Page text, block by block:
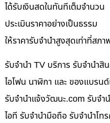
ได้รับเงินสดในทันทีเต็มจำนวน
ประเมินราคาอย่างเป็นธรรม
ให้ราคารับจำนำสูงสุดเท่าที่สภ
รับจำนำ TV บริการ รับจำนำสิ
ไอโฟน นาฬิกา และ ของแบรน
รับจํานําแจ้งวัฒนะ.com รับจำ
ไอที รับจำนำมือถือ รับจำนำโ